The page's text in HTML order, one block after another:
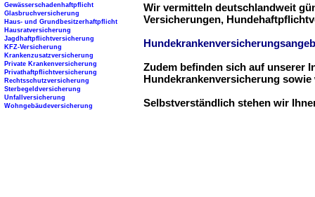
Wir vermitteln deutschlandweit
Versicherungen,
Zudem befinden sich auf unserer
Hundekrankenversicherung
Selbstverständlich stehen wir
Gewässerschadenhaftpflicht
Glasbruchversicherung
Haus- und Grundbesitzerhaftpflicht
Hausratversicherung
Jagdhaftpflichtversicherung
KFZ-Versicherung
Krankenzusatzversicherung
Private Krankenversicherung
Privathaftpflichtversicherung
Rechtsschutzversicherung
Sterbegeldversicherung
Unfallversicherung
Wohngebäudeversicherung